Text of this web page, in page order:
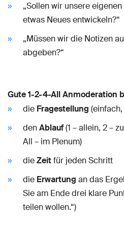
„Sollen wir unsere
etwas Neues entwickeln?“
„Müssen wir die Notizen
abgeben?“
Gute 1-2-4-All Anmoderation
die Fragestellung
denAblauf(1 – allein, 2 –
All – im Plenum)
dieZeitfür jeden Schritt
die Erwartung an das
Sie am Ende drei klare
teilen wollen.“)